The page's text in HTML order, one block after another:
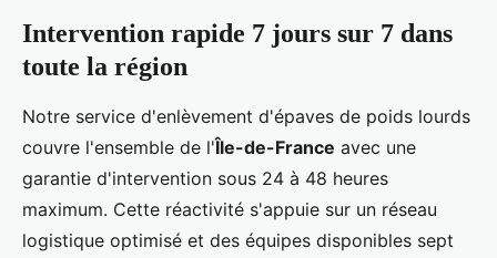
Intervention rapide 7 jours sur 7 dans
toute la région
Notre service d'enlèvement d'épaves de poids lourds
couvre l'ensemble de l'Île-de-France avec une
garantie d'intervention sous 24 à 48 heures
maximum. Cette réactivité s'appuie sur un réseau
logistique optimisé et des équipes disponibles sept